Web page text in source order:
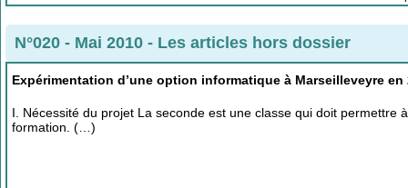
N°020 - Mai 2010 - Les articles hors dossier
Expérimentation d’une option informatique à Marseilleveyre en
I. Nécessité du projet La seconde est une classe qui doit permettre
formation. (…)